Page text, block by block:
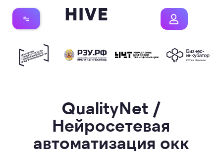
QualityNet /
Нейросетевая
автоматизация окк